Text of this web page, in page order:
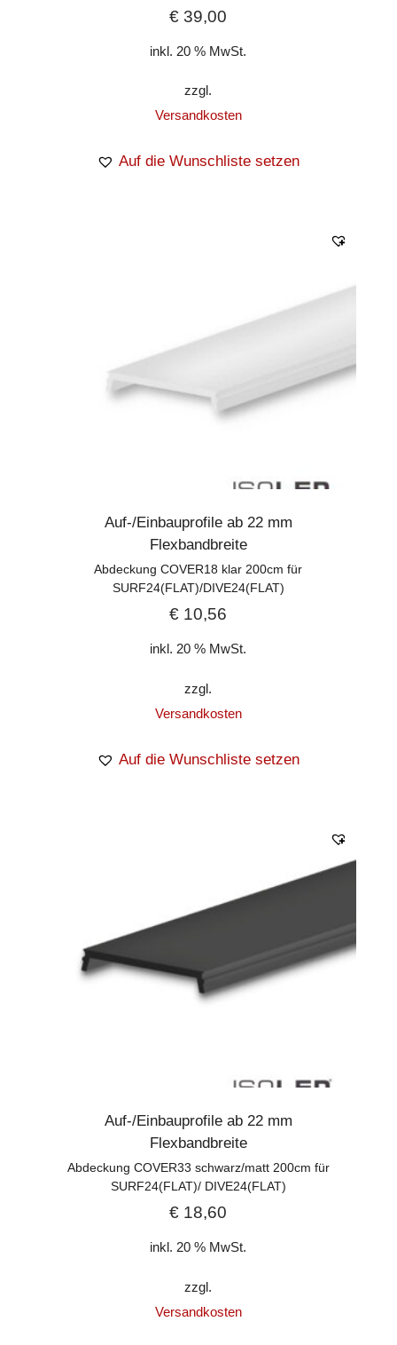
€ 39,00
inkl. 20 % MwSt.
zzgl.
Versandkosten
Auf die Wunschliste setzen
Auf-/Einbauprofile ab 22 mm
Flexbandbreite
Abdeckung COVER18 klar 200cm für
SURF24(FLAT)/DIVE24(FLAT)
€ 10,56
inkl. 20 % MwSt.
zzgl.
Versandkosten
Auf die Wunschliste setzen
Auf-/Einbauprofile ab 22 mm
Flexbandbreite
Abdeckung COVER33 schwarz/matt 200cm für
SURF24(FLAT)/ DIVE24(FLAT)
€ 18,60
inkl. 20 % MwSt.
zzgl.
Versandkosten